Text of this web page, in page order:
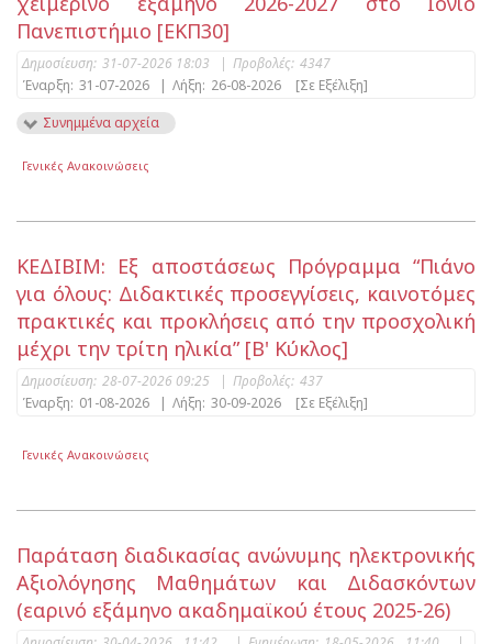
Πανεπιστήμιο [ΕΚΠ30]
Δημοσίευση: 31-07-2026 18:03 | Προβολές: 4347
Έναρξη: 31-07-2026 | Λήξη: 26-08-2026
[Σε Εξέλιξη]
Συνημμένα αρχεία
Γενικές Ανακοινώσεις
ΚΕΔΙΒΙΜ: Εξ αποστάσεως Πρόγραμμα “Πιάνο
για όλους: Διδακτικές προσεγγίσεις, καινοτόμες
πρακτικές και προκλήσεις από την προσχολική
μέχρι την τρίτη ηλικία” [Β' Κύκλος]
Δημοσίευση: 28-07-2026 09:25 | Προβολές: 437
Έναρξη: 01-08-2026 | Λήξη: 30-09-2026 [Σε Εξέλιξη]
Γενικές Ανακοινώσεις
Παράταση διαδικασίας ανώνυμης ηλεκτρονικής
Αξιολόγησης Μαθημάτων και Διδασκόντων
(εαρινό εξάμηνο ακαδημαϊκού έτους 2025-26)